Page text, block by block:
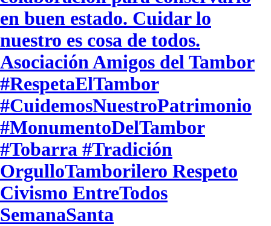
en buen estado. Cuidar lo
nuestro es cosa de todos.
Asociación Amigos del Tambor
#RespetaElTambor
#CuidemosNuestroPatrimonio
#MonumentoDelTambor
#Tobarra #Tradición
OrgulloTamborilero Respeto
Civismo EntreTodos
SemanaSanta